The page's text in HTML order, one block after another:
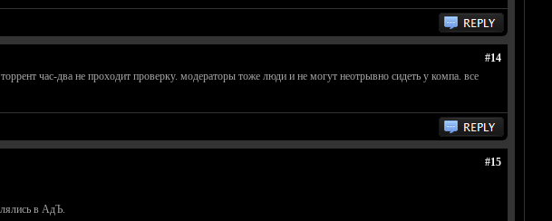
#14
час-два не проходит проверку. модераторы тоже люди и не могут неотрывно сидеть у компа. все
#15
в АдЪ.